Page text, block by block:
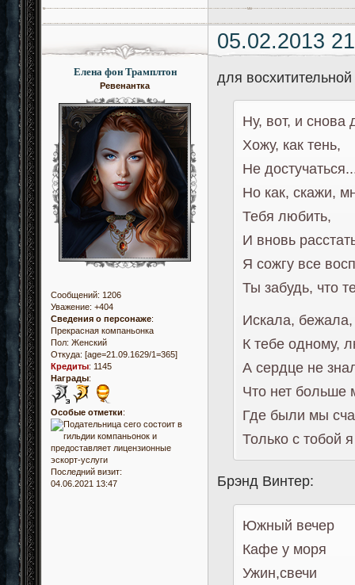
05.02.2013
Елена фон Трамплтон
Ревенантка
Сообщений: 1206
Уважение: +404
Сведения о персонаже:
Прекрасная компаньонка
Пол: Женский
Откуда: [age=21.09.1629/1=365]
Кредиты: 1145
Награды:
Особые отметки:
Последний визит:
04.06.2021 13:47
для
Ну, вот, и снова
Хожу, как тень,
Не
Но как, скажи,
Тебя любить,
И вновь
Я сожгу все
Ты забудь, что
Искала, бежала,
К тебе одному,
А сердце не
Что нет больше
Где были мы
Только с тобой
Брэнд Винтер:
Южный вечер
Кафе у моря
Ужин,свечи